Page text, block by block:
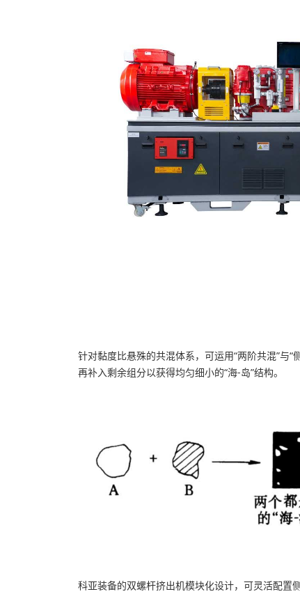
针对黏度比悬殊的共混体系，可运用“两阶共混”与“
再补入剩余组分以获得均匀细小的“海-岛”结构。
科亚装备的双螺杆挤出机模块化设计，可灵活配置